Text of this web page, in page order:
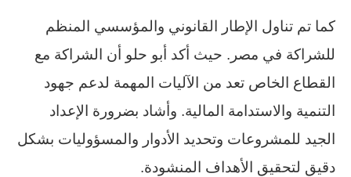
كما تم تناول الإطار القانوني والمؤسسي المنظم
للشراكة في مصر. حيث أكد أبو حلو أن الشراكة مع
القطاع الخاص تعد من الآليات المهمة لدعم جهود
التنمية والاستدامة المالية. وأشاد بضرورة الإعداد
الجيد للمشروعات وتحديد الأدوار والمسؤوليات بشكل
دقيق لتحقيق الأهداف المنشودة.